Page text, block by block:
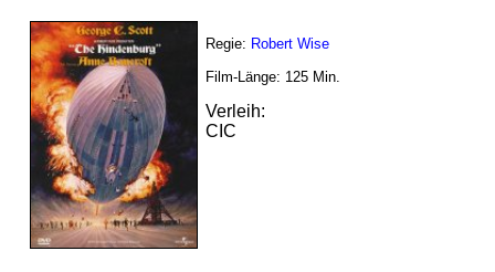
Regie: Robert Wise
Film-Länge: 125 Min.
Verleih:
CIC